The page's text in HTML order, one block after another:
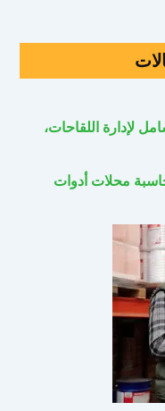
لإدارة اللقاحات،
محلات أدوات